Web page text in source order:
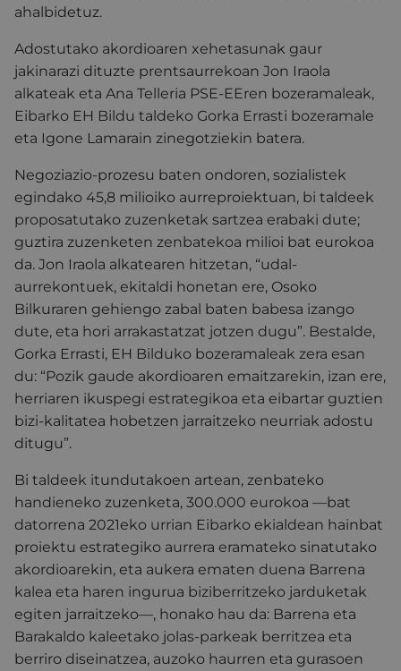
ahalbidetuz.
Adostutako akordioaren xehetasunak gaur
jakinarazi dituzte prentsaurrekoan Jon Iraola
alkateak eta Ana Telleria PSE-EEren bozeramaleak,
Eibarko EH Bildu taldeko Gorka Errasti bozeramale
eta Igone Lamarain zinegotziekin batera.
Negoziazio-prozesu baten ondoren, sozialistek
egindako 45,8 milioiko aurreproiektuan, bi taldeek
proposatutako zuzenketak sartzea erabaki dute;
guztira zuzenketen zenbatekoa milioi bat eurokoa
da. Jon Iraola alkatearen hitzetan, “udal-
aurrekontuek, ekitaldi honetan ere, Osoko
Bilkuraren gehiengo zabal baten babesa izango
dute, eta hori arrakastatzat jotzen dugu”. Bestalde,
Gorka Errasti, EH Bilduko bozeramaleak zera esan
du: “Pozik gaude akordioaren emaitzarekin, izan ere,
herriaren ikuspegi estrategikoa eta eibartar guztien
bizi-kalitatea hobetzen jarraitzeko neurriak adostu
ditugu”.
Bi taldeek itundutakoen artean, zenbateko
handieneko zuzenketa, 300.000 eurokoa —bat
datorrena 2021eko urrian Eibarko ekialdean hainbat
proiektu estrategiko aurrera eramateko sinatutako
akordioarekin, eta aukera ematen duena Barrena
kalea eta haren ingurua biziberritzeko jarduketak
egiten jarraitzeko—, honako hau da: Barrena eta
Barakaldo kaleetako jolas-parkeak berritzea eta
berriro diseinatzea, auzoko haurren eta gurasoen